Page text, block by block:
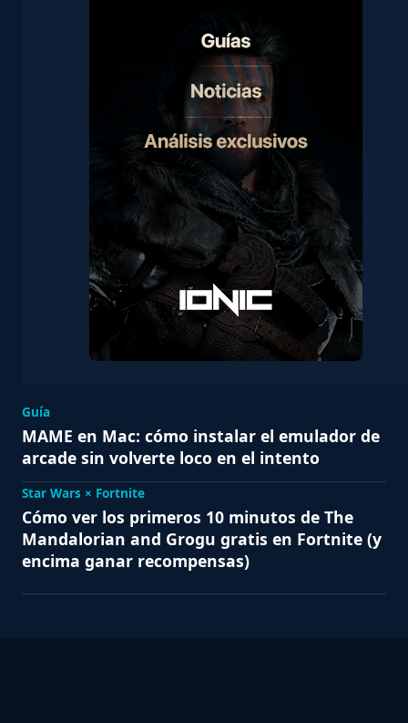
Guía
MAME en Mac: cómo instalar el emulador de
arcade sin volverte loco en el intento
Star Wars × Fortnite
Cómo ver los primeros 10 minutos de The
Mandalorian and Grogu gratis en Fortnite (y
encima ganar recompensas)